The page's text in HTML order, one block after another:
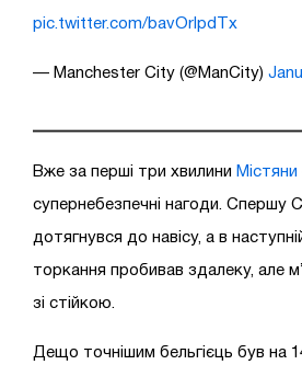
pic.twitter.com/bavOrlpdTx
— Manchester City (@ManCity)
Вже за перші три хвилини Містяни
супернебезпечні нагоди. Спершу
дотягнувся до навісу, а в
торкання пробивав здалеку, але
зі стійкою.
Дещо точнішим бельгієць був на